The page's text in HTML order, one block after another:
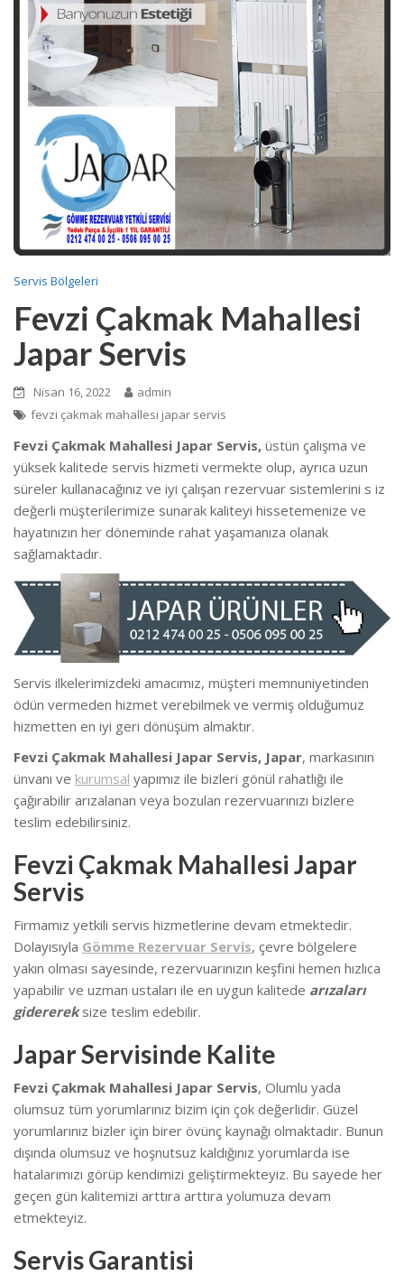
Servis Bölgeleri
Fevzi Çakmak Mahallesi
Japar Servis
Nisan 16, 2022
admin
fevzi çakmak mahallesi japar servis
Fevzi Çakmak Mahallesi Japar Servis, üstün çalışma ve
yüksek kalitede servis hizmeti vermekte olup, ayrıca uzun
süreler kullanacağınız ve iyi çalışan rezervuar sistemlerini s iz
değerli müşterilerimize sunarak kaliteyi hissetemenize ve
hayatınızın her döneminde rahat yaşamanıza olanak
sağlamaktadır.
Servis ilkelerimizdeki amacımız, müşteri memnuniyetinden
ödün vermeden hizmet verebilmek ve vermiş olduğumuz
hizmetten en iyi geri dönüşüm almaktır.
Fevzi Çakmak Mahallesi Japar Servis, Japar, markasının
ünvanı ve kurumsal yapımız ile bizleri gönül rahatlığı ile
çağırabilir arızalanan veya bozulan rezervuarınızı bizlere
teslim edebilirsiniz.
Fevzi Çakmak Mahallesi Japar
Servis
Firmamız yetkili servis hizmetlerine devam etmektedir.
Dolayısıyla Gömme Rezervuar Servis, çevre bölgelere
yakın olması sayesinde, rezervuarınızın keşfini hemen hızlıca
yapabilir ve uzman ustaları ile en uygun kalitede arızaları
giderereksize teslim edebilir.
Japar Servisinde Kalite
Fevzi Çakmak Mahallesi Japar Servis, Olumlu yada
olumsuz tüm yorumlarınız bizim için çok değerlidir. Güzel
yorumlarınız bizler için birer övünç kaynağı olmaktadır. Bunun
dışında olumsuz ve hoşnutsuz kaldığınız yorumlarda ise
hatalarımızı görüp kendimizi geliştirmekteyiz. Bu sayede her
geçen gün kalitemizi arttıra arttıra yolumuza devam
etmekteyiz.
Servis Garantisi